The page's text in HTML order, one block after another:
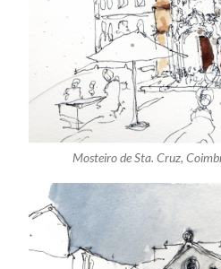
Mosteiro de Sta. Cruz,